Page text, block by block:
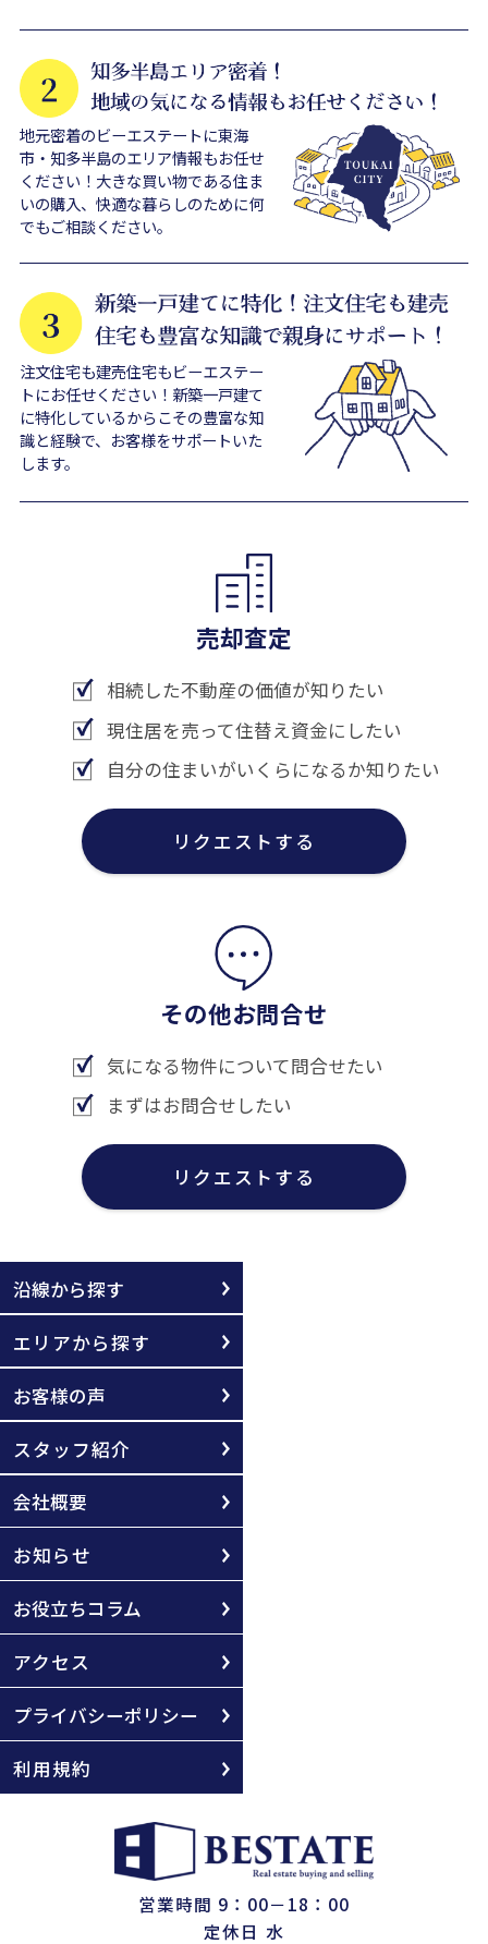
地元密着のビーエステートに東海
市・知多半島のエリア情報もお任せ
ください！大きな買い物である住ま
いの購入、快適な暮らしのために何
でもご相談ください。
注文住宅も建売住宅もビーエステー
トにお任せください！新築一戸建て
に特化しているからこその豊富な知
識と経験で、お客様をサポートいた
します。
売却査定
相続した不動産の価値が知りたい
現住居を売って住替え資金にしたい
自分の住まいがいくらになるか知りたい
リクエストする
その他お問合せ
気になる物件について問合せたい
まずはお問合せしたい
リクエストする
沿線から探す
エリアから探す
お客様の声
スタッフ紹介
会社概要
お知らせ
お役立ちコラム
アクセス
プライバシーポリシー
利用規約
営業時間 9：00－18：00
定休日 水